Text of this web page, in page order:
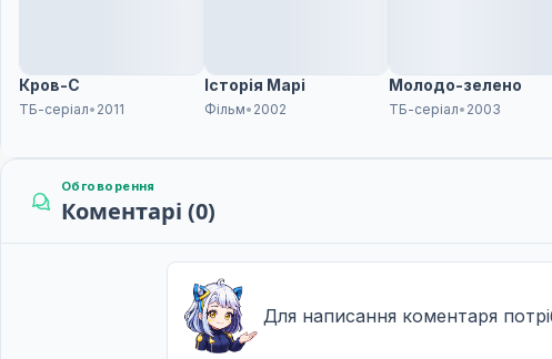
Кров-С
ТБ-серіал• 2011
Історія Марі
Фільм• 2002
Молодо-зелено
ТБ-серіал• 2003
Обговорення
Коментарі (0)
Для написання коментаря